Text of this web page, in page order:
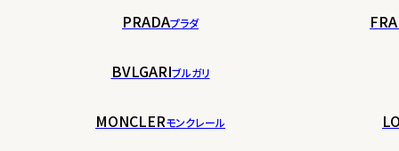
PRADAプラダ
BVLGARIブルガリ
MONCLERモンクレール